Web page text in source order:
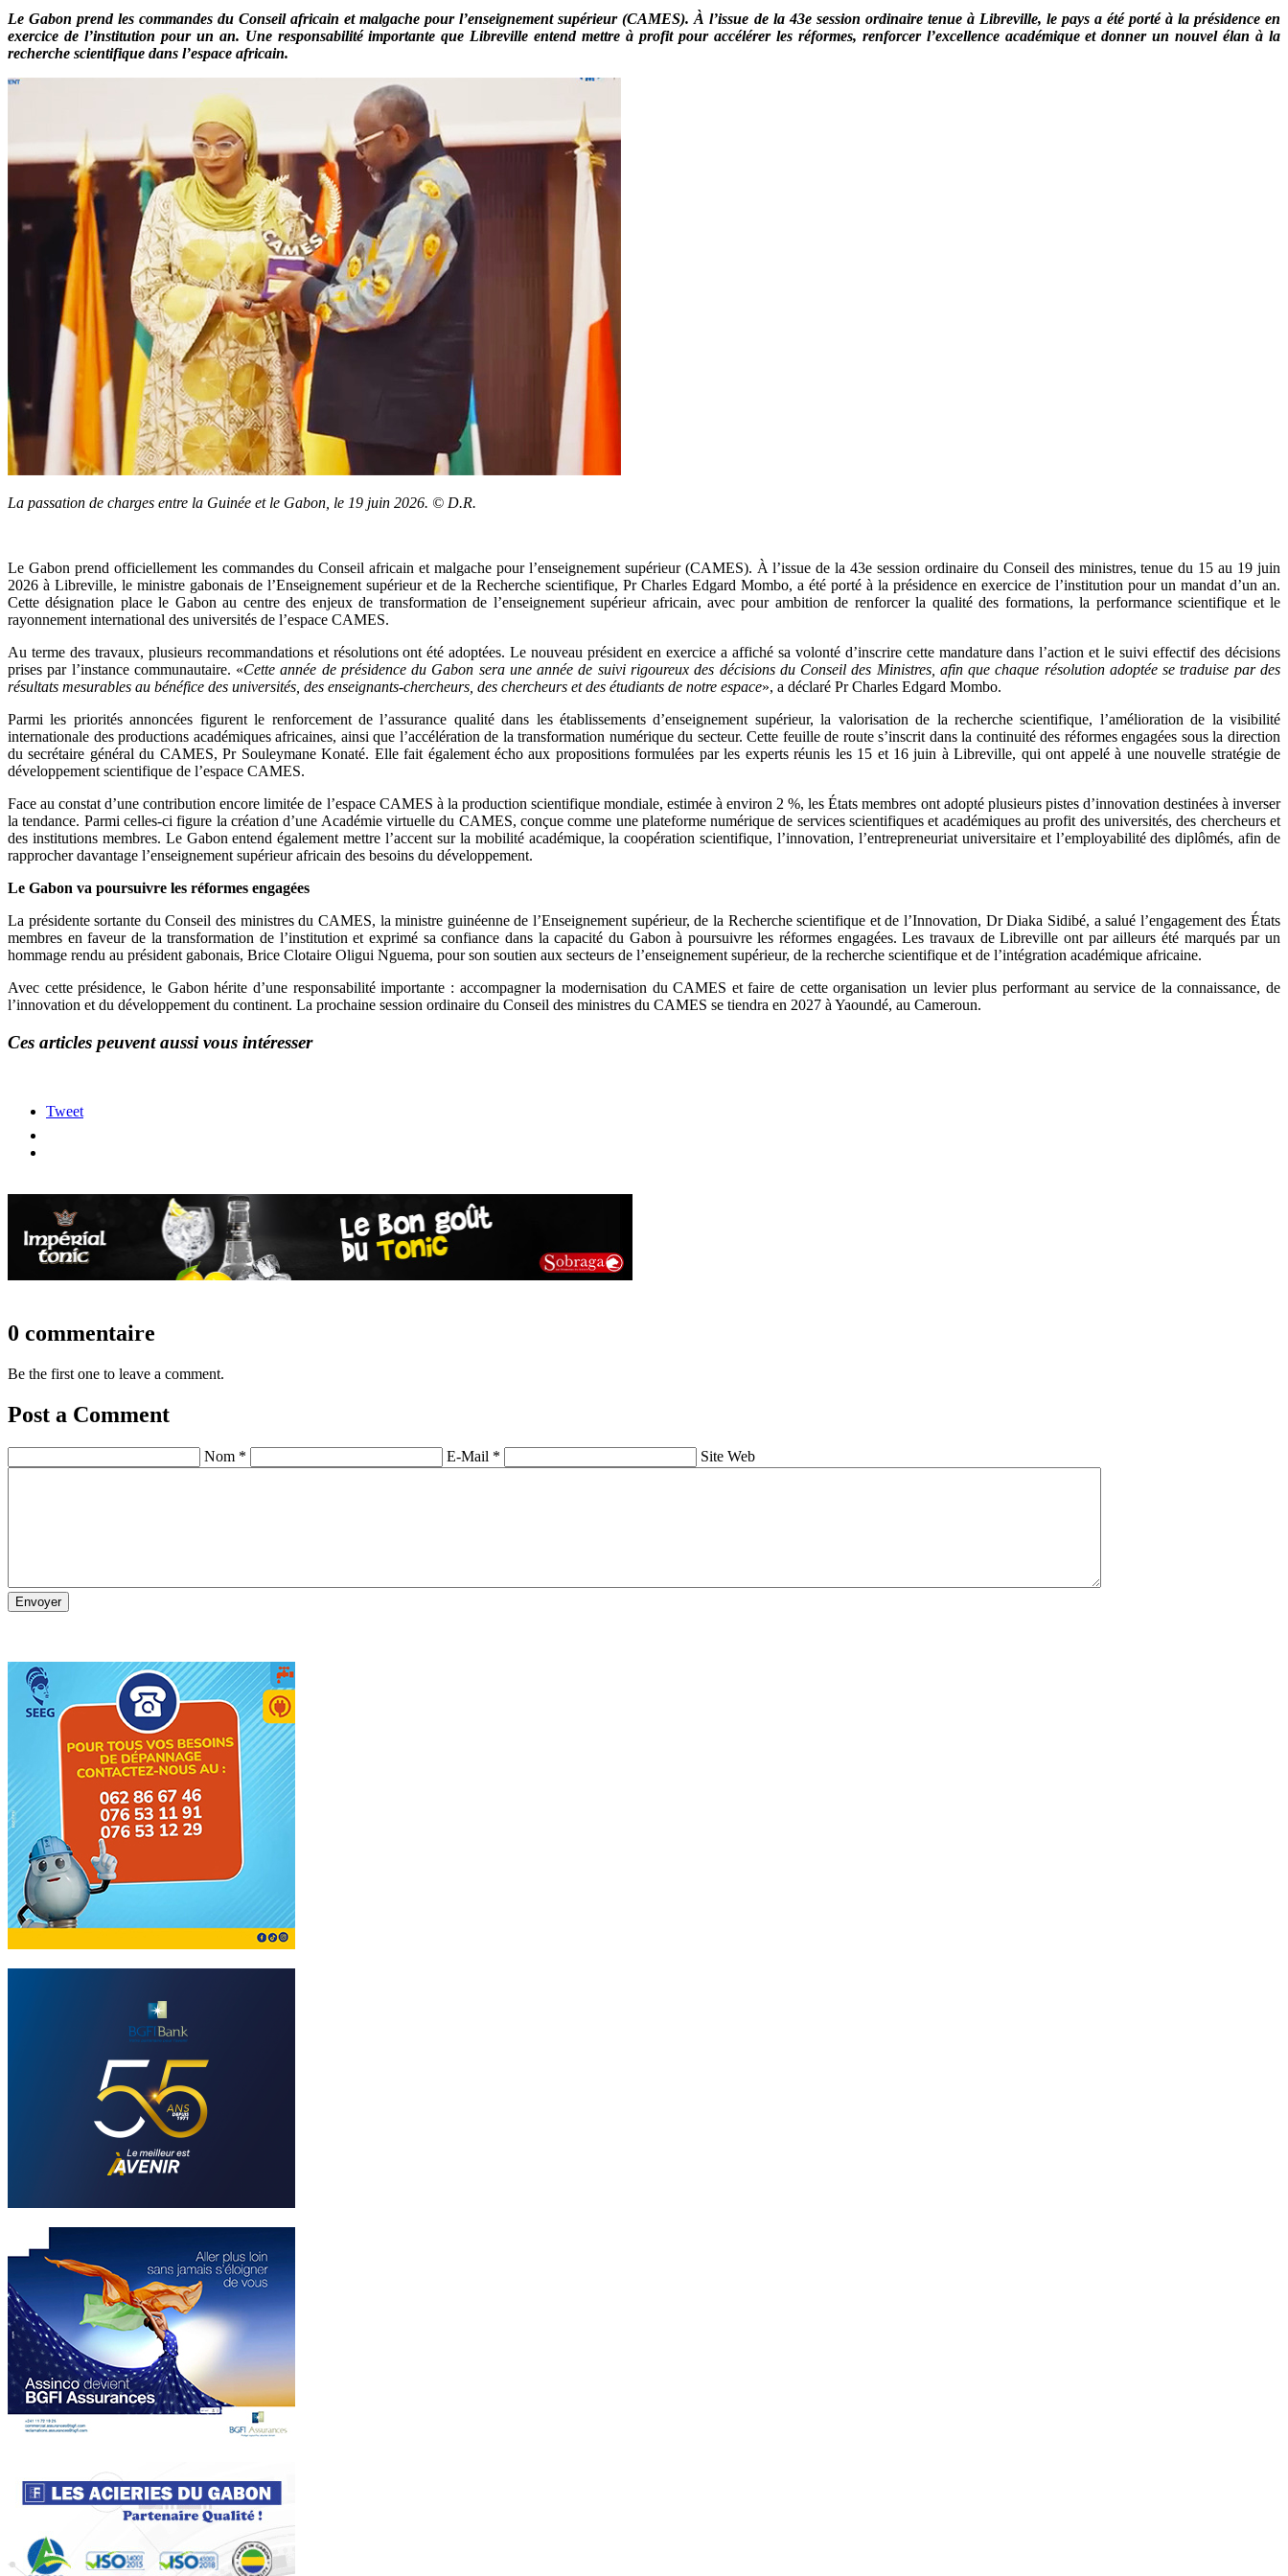
Le Gabon prend les commandes du Conseil africain et malgache pour l’enseignement supérieur (CAMES). À l’issue de la 43e session ordinaire tenue à Libreville, le pays a été porté à la présidence en
exercice de l’institution pour un an. Une responsabilité importante que Libreville entend mettre à profit pour accélérer les réformes, renforcer l’excellence académique et donner un nouvel élan à la
recherche scientifique dans l’espace africain.
La passation de charges entre la Guinée et le Gabon, le 19 juin 2026. © D.R.
Le Gabon prend officiellement les commandes du Conseil africain et malgache pour l’enseignement supérieur (CAMES). À l’issue de la 43e session ordinaire du Conseil des ministres, tenue du 15 au 19 juin
2026 à Libreville, le ministre gabonais de l’Enseignement supérieur et de la Recherche scientifique, Pr Charles Edgard Mombo, a été porté à la présidence en exercice de l’institution pour un mandat d’un an.
Cette désignation place le Gabon au centre des enjeux de transformation de l’enseignement supérieur africain, avec pour ambition de renforcer la qualité des formations, la performance scientifique et le
rayonnement international des universités de l’espace CAMES.
Au terme des travaux, plusieurs recommandations et résolutions ont été adoptées. Le nouveau président en exercice a affiché sa volonté d’inscrire cette mandature dans l’action et le suivi effectif des décisions
prises par l’instance communautaire. «Cette année de présidence du Gabon sera une année de suivi rigoureux des décisions du Conseil des Ministres, afin que chaque résolution adoptée se traduise par des
résultats mesurables au bénéfice des universités, des enseignants-chercheurs, des chercheurs et des étudiants de notre espace», a déclaré Pr Charles Edgard Mombo.
Parmi les priorités annoncées figurent le renforcement de l’assurance qualité dans les établissements d’enseignement supérieur, la valorisation de la recherche scientifique, l’amélioration de la visibilité
internationale des productions académiques africaines, ainsi que l’accélération de la transformation numérique du secteur. Cette feuille de route s’inscrit dans la continuité des réformes engagées sous la direction
du secrétaire général du CAMES, Pr Souleymane Konaté. Elle fait également écho aux propositions formulées par les experts réunis les 15 et 16 juin à Libreville, qui ont appelé à une nouvelle stratégie de
développement scientifique de l’espace CAMES.
Face au constat d’une contribution encore limitée de l’espace CAMES à la production scientifique mondiale, estimée à environ 2 %, les États membres ont adopté plusieurs pistes d’innovation destinées à inverser
la tendance. Parmi celles-ci figure la création d’une Académie virtuelle du CAMES, conçue comme une plateforme numérique de services scientifiques et académiques au profit des universités, des chercheurs et
des institutions membres. Le Gabon entend également mettre l’accent sur la mobilité académique, la coopération scientifique, l’innovation, l’entrepreneuriat universitaire et l’employabilité des diplômés, afin de
rapprocher davantage l’enseignement supérieur africain des besoins du développement.
Le Gabon va poursuivre les réformes engagées
La présidente sortante du Conseil des ministres du CAMES, la ministre guinéenne de l’Enseignement supérieur, de la Recherche scientifique et de l’Innovation, Dr Diaka Sidibé, a salué l’engagement des États
membres en faveur de la transformation de l’institution et exprimé sa confiance dans la capacité du Gabon à poursuivre les réformes engagées. Les travaux de Libreville ont par ailleurs été marqués par un
hommage rendu au président gabonais, Brice Clotaire Oligui Nguema, pour son soutien aux secteurs de l’enseignement supérieur, de la recherche scientifique et de l’intégration académique africaine.
Avec cette présidence, le Gabon hérite d’une responsabilité importante : accompagner la modernisation du CAMES et faire de cette organisation un levier plus performant au service de la connaissance, de
l’innovation et du développement du continent. La prochaine session ordinaire du Conseil des ministres du CAMES se tiendra en 2027 à Yaoundé, au Cameroun.
Ces articles peuvent aussi vous intéresser
Tweet
0 commentaire
Be the first one to leave a comment.
Post a Comment
Nom * E-Mail * Site Web